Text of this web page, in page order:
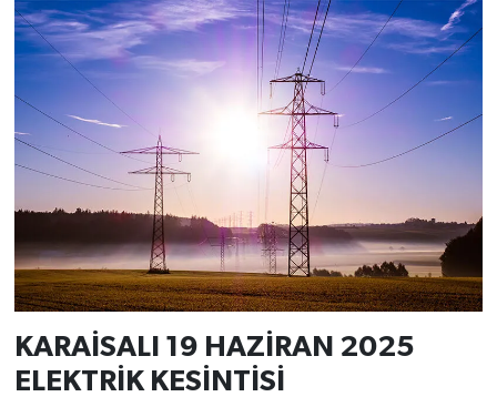
KARAİSALI 19 HAZİRAN 2025
ELEKTRİK KESİNTİSİ